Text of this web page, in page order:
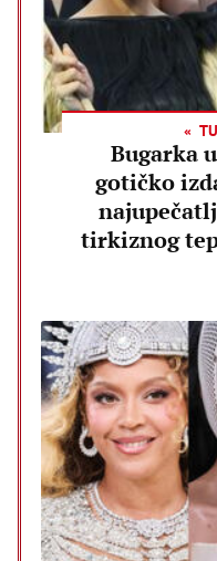
Bugarka
gotičko
tirkiznog